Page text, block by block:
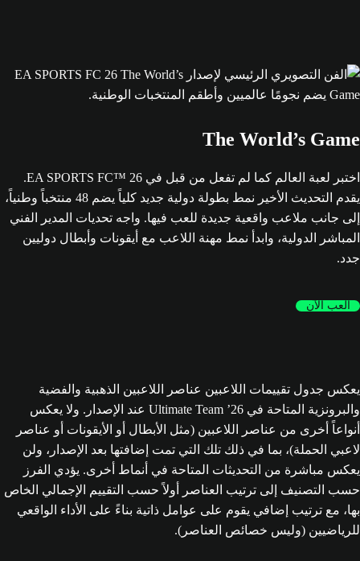
The World’s Game
اختبر لعبة العالم كما لم تفعل من قبل في EA SPORTS FC™ 26.
يقدم التحديث الأخير نمط بطولة دولية جديد كلياً يضم 48 منتخباً وطنياً،
إلى جانب ملاعب واقعية جديدة للعب فيها. واجه تحديات المدير الفني
المباشر الدولية، وابدأ نمط مهنة اللاعب مع أيقونات وأبطال دوليين
جدد.
العب الآن
يعكس جدول تقييمات اللاعبين عناصر اللاعبين الذهبية والفضية
والبرونزية المتاحة في Ultimate Team ’26 عند الإصدار. ولا يعكس
أنواعاً أخرى من عناصر اللاعبين (مثل الأبطال أو الأيقونات أو عناصر
لاعبي الحملة)، بما في ذلك تلك التي تمت إضافتها بعد الإصدار، ولن
يعكس مباشرة من التحديثات المتاحة في أنماط أخرى. يؤدي الفرز
حسب التصنيف إلى ترتيب العناصر أولاً حسب التقييم الإجمالي الخاص
بها، مع ترتيب إضافي يقوم على عوامل ذاتية بناءً على الأداء الواقعي
للرياضيين (وليس خصائص العناصر).